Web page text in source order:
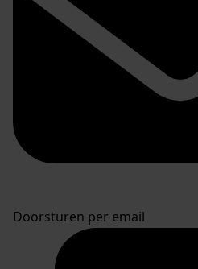
Doorsturen per email